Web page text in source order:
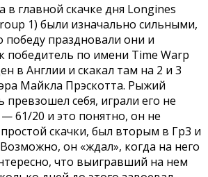
в главной скачке дня Longines
1) были изначально сильными,
победу праздновали они и
победитель по имени Time Warp
в Англии и скакал там на 2 и 3
Майкла Прэскотта. Рыжий
превзошел себя, играли его не
61/20 и это понятно, он не
скачки, был вторым в Гр3 и
он «ждал», когда на него
что выигравший на нем